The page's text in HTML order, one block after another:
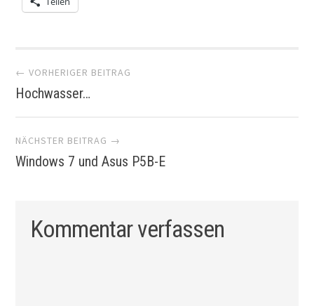
Artikel-
Navigation
← VORHERIGER BEITRAG
Hochwasser…
NÄCHSTER BEITRAG →
Windows 7 und Asus P5B-E
Kommentar verfassen